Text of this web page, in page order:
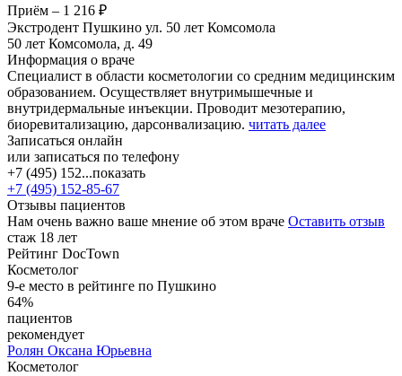
Приём – 1 216 ₽
Экстродент Пушкино ул. 50 лет Комсомола
50 лет Комсомола, д. 49
Информация о враче
Специалист в области косметологии со средним медицинским
образованием. Осуществляет внутримышечные и
внутридермальные инъекции. Проводит мезотерапию,
биоревитализацию, дарсонвализацию. читать далее
Записаться онлайн
или записаться по телефону
+7 (495) 152...показать
+7 (495) 152-85-67
Отзывы пациентов
Нам очень важно ваше мнение об этом враче Оставить отзыв
стаж 18 лет
Рейтинг DocTown
Косметолог
9-е место в рейтинге по Пушкино
64%
пациентов
рекомендует
Ролян Оксана Юрьевна
Косметолог